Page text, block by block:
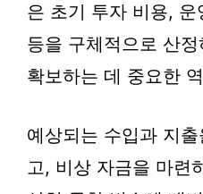
은 초기 투자 비용,
등을 구체적으로 산
확보하는 데 중요한
예상되는 수입과 지
고, 비상 자금을 마련